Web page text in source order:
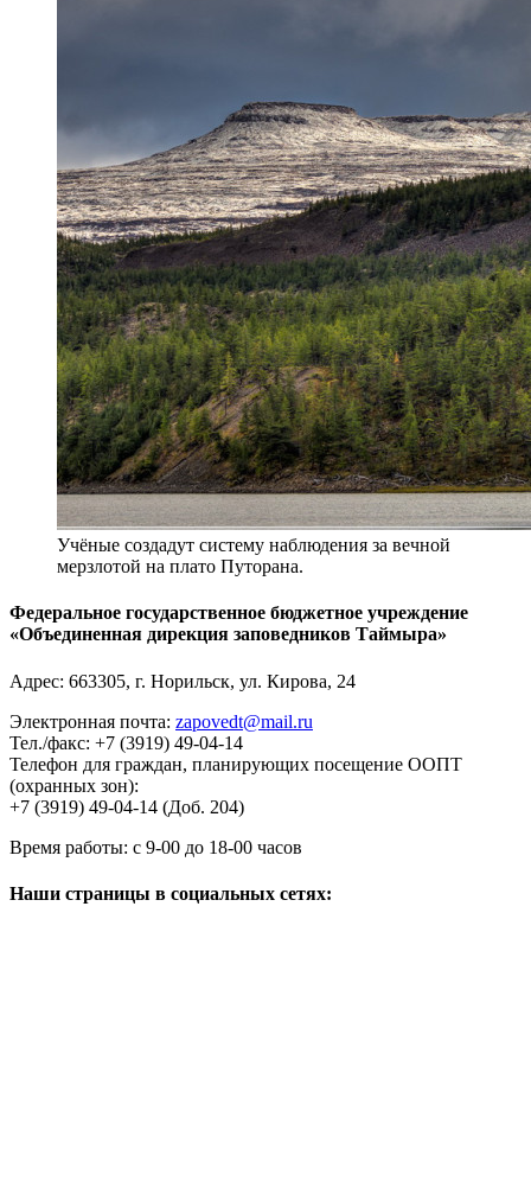
Учёные создадут систему наблюдения за вечной
мерзлотой на плато Путорана.
Федеральное государственное бюджетное учреждение
«Объединенная дирекция заповедников Таймыра»
Адрес: 663305, г. Норильск, ул. Кирова, 24
Электронная почта: zapovedt@mail.ru
Тел./факс: +7 (3919) 49-04-14
Телефон для граждан, планирующих посещение ООПТ
(охранных зон):
+7 (3919) 49-04-14 (Доб. 204)
Время работы: с 9-00 до 18-00 часов
Наши страницы в социальных сетях: